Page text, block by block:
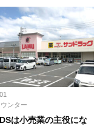
ンター
は小売業の主役にな